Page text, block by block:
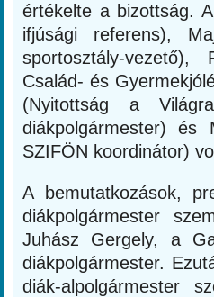
értékelte a bizottság.
ifjúsági referens),
sportosztály-vezető),
Család- és
(Nyitottság a
diákpolgármester) és
SZIFÖN koordinátor)
A bemutatkozások,
diákpolgármester
Juhász Gergely, a
diákpolgármester.
diák-alpolgármester